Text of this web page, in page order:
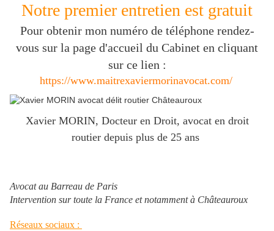
Notre premier entretien est gratuit
Pour obtenir mon numéro de téléphone rendez-
vous sur la page d'accueil du Cabinet en cliquant
sur ce lien :
https://www.maitrexaviermorinavocat.com/
Xavier MORIN, Docteur en Droit, avocat en droit
routier depuis plus de 25 ans
Avocat au Barreau de Paris
Intervention sur toute la France et notamment à Châteauroux
Réseaux sociaux :